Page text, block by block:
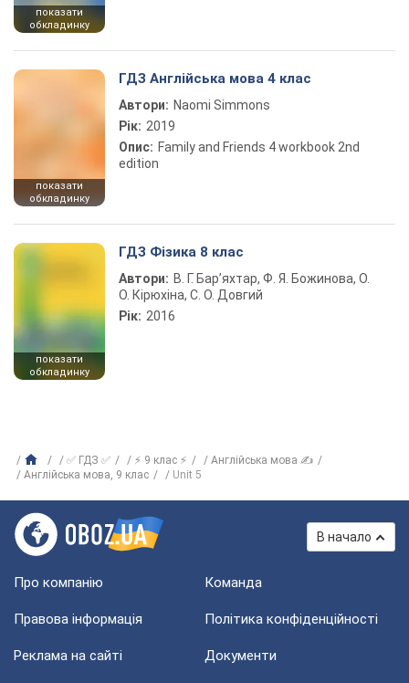
показати
обкладинку
показати
обкладинку
ГДЗ Англійська мова 4 клас
Автори: Naomi Simmons
Рік: 2019
Опис: Family and Friends 4 workbook 2nd
edition
показати
обкладинку
ГДЗ Фізика 8 клас
Автори: В. Г. Бар’яхтар, Ф. Я. Божинова, О.
О. Кірюхіна, С. О. Довгий
Рік: 2016
✅ ГДЗ ✅ ⚡ 9 клас ⚡
Англійська мова ✍
Англійська мова, 9 клас
Unit 5
В начало
Про компанію Команда
Правова інформація Політика конфіденційності
Реклама на сайті Документи